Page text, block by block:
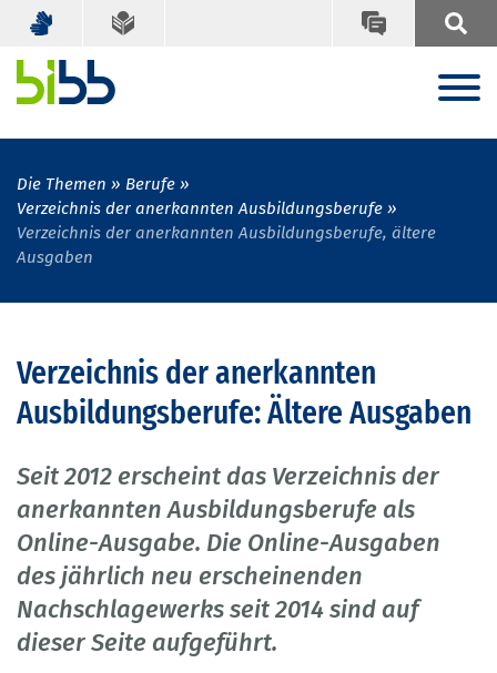
Die Themen
Berufe
Verzeichnis der anerkannten Ausbildungsberufe
Verzeichnis der anerkannten Ausbildungsberufe, ältere
Ausgaben
Verzeichnis der anerkannten
Ausbildungsberufe: Ältere Ausgaben
Seit 2012 erscheint das Verzeichnis der
anerkannten Ausbildungsberufe als
Online-Ausgabe. Die Online-Ausgaben
des jährlich neu erscheinenden
Nachschlagewerks seit 2014 sind auf
dieser Seite aufgeführt.